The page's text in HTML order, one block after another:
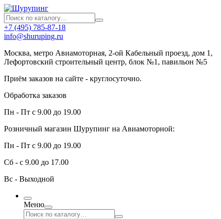
+7 (495) 785-87-18
info@shuruping.ru
Москва, метро Авиамоторная, 2-ой Кабельный проезд, дом 1,
Лефортовский строительный центр, блок №1, павильон №5
Приём заказов на сайте - круглосуточно.
Обработка заказов
Пн - Пт с 9.00 до 19.00
Розничный магазин Шурупинг на Авиамоторной:
Пн - Пт с 9.00 до 19.00
Сб - с 9.00 до 17.00
Вс - Выходной
Меню